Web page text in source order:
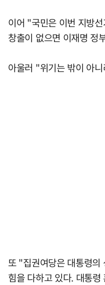
이어 "국민은 이번 지방
창출이 없으면 이재명 정
아울러 "위기는 밖이 아
또 "집권여당은 대통령의
힘을 다하고 있다. 대통